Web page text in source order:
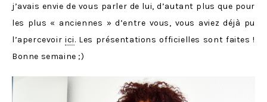
j’avais envie de vous parler de lui, d’autant plus que pour
les plus « anciennes » d’entre vous, vous aviez déjà pu
l’apercevoir ici. Les présentations officielles sont faites !
Bonne semaine ;)